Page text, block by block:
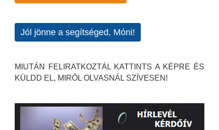
Jól jönne a segítséged, Móni!
MIUTÁN FELIRATKOZTÁL KATTINTS A KÉPRE ÉS
KÜLDD EL, MIRŐL OLVASNÁL SZÍVESEN!